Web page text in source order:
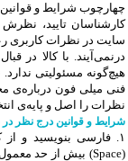
چهارچوب شرایط و
کارشناسان تایید،
سایت در نظرات کاربری
درنمی‌آیند. با کالا در
هیچگونه مسئولیتی
فنی میلی فون درباره‌ی
نظرات را اصل و پایه‌ی
شرایط و قوانین درج نظر
۱. فارسی بنویسید و
(
Space) بیش از حد